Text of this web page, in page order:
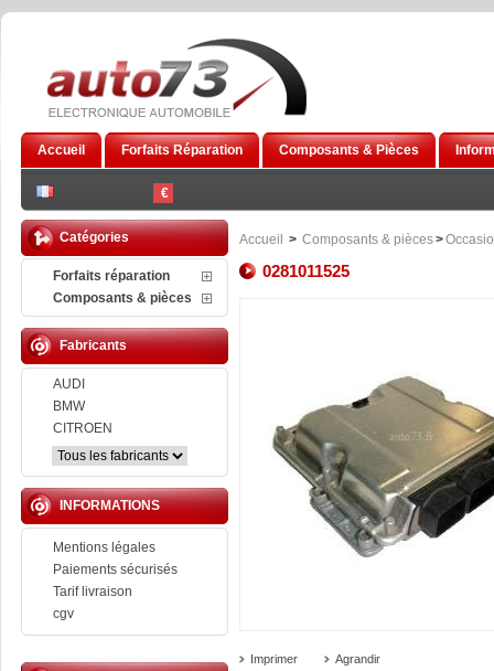
€
Accueil Forfaits Réparation Composants & Pièces
Catégories
Forfaits réparation
Composants & pièces
Fabricants
AUDI
BMW
CITROEN
INFORMATIONS
Mentions légales
Paiements sécurisés
Tarif livraison
cgv
Accueil > Composants & pièces>
0281011525
Imprimer Agrandir